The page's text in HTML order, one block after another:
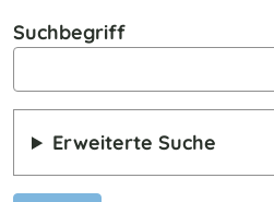
Suchbegriff
Erweiterte Suche